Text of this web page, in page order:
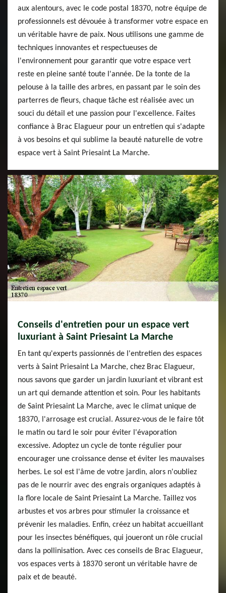
aux alentours, avec le code postal 18370, notre équipe de
professionnels est dévouée à transformer votre espace en
un véritable havre de paix. Nous utilisons une gamme de
techniques innovantes et respectueuses de
l'environnement pour garantir que votre espace vert
reste en pleine santé toute l'année. De la tonte de la
pelouse à la taille des arbres, en passant par le soin des
parterres de fleurs, chaque tâche est réalisée avec un
souci du détail et une passion pour l'excellence. Faites
confiance à Brac Elagueur pour un entretien qui s'adapte
à vos besoins et qui sublime la beauté naturelle de votre
espace vert à Saint Priesaint La Marche.
Conseils d'entretien pour un espace vert
luxuriant à Saint Priesaint La Marche
En tant qu'experts passionnés de l'entretien des espaces
verts à Saint Priesaint La Marche, chez Brac Elagueur,
nous savons que garder un jardin luxuriant et vibrant est
un art qui demande attention et soin. Pour les habitants
de Saint Priesaint La Marche, avec le climat unique de
18370, l'arrosage est crucial. Assurez-vous de le faire tôt
le matin ou tard le soir pour éviter l'évaporation
excessive. Adoptez un cycle de tonte régulier pour
encourager une croissance dense et éviter les mauvaises
herbes. Le sol est l'âme de votre jardin, alors n'oubliez
pas de le nourrir avec des engrais organiques adaptés à
la flore locale de Saint Priesaint La Marche. Taillez vos
arbustes et vos arbres pour stimuler la croissance et
prévenir les maladies. Enfin, créez un habitat accueillant
pour les insectes bénéfiques, qui joueront un rôle crucial
dans la pollinisation. Avec ces conseils de Brac Elagueur,
vos espaces verts à 18370 seront un véritable havre de
paix et de beauté.